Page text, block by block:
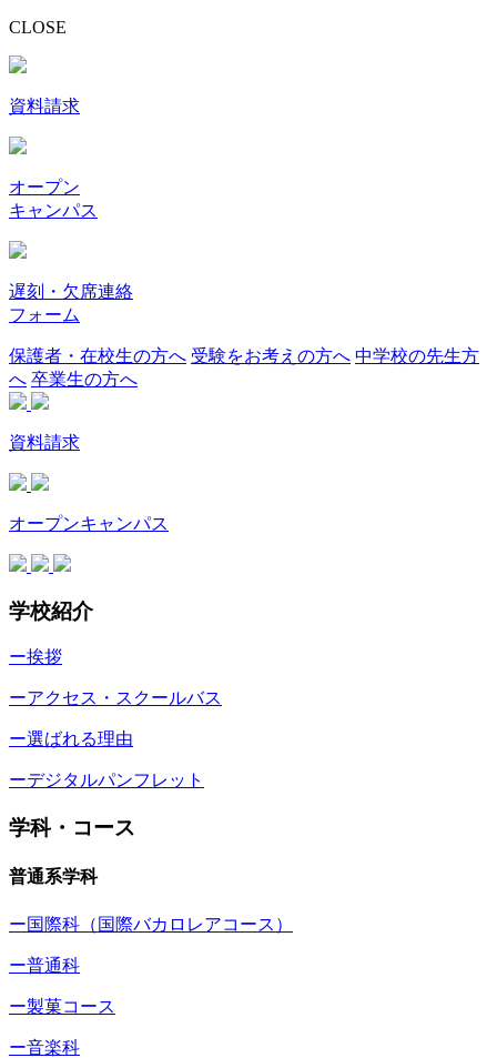
CLOSE
資料請求
オープン
キャンパス
遅刻・欠席連絡
フォーム
保護者・在校生の方へ 受験をお考えの方へ 中学校の先生方
へ 卒業生の方へ
資料請求
オープンキャンパス
学校紹介
ー挨拶
ーアクセス・スクールバス
ー選ばれる理由
ーデジタルパンフレット
学科・コース
普通系学科
ー国際科（国際バカロレアコース）
ー普通科
ー製菓コース
ー音楽科